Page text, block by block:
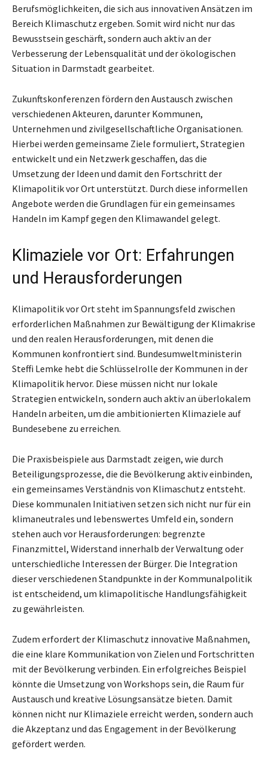
Berufsmöglichkeiten, die sich aus innovativen Ansätzen im
Bereich Klimaschutz ergeben. Somit wird nicht nur das
Bewusstsein geschärft, sondern auch aktiv an der
Verbesserung der Lebensqualität und der ökologischen
Situation in Darmstadt gearbeitet.
Zukunftskonferenzen fördern den Austausch zwischen
verschiedenen Akteuren, darunter Kommunen,
Unternehmen und zivilgesellschaftliche Organisationen.
Hierbei werden gemeinsame Ziele formuliert, Strategien
entwickelt und ein Netzwerk geschaffen, das die
Umsetzung der Ideen und damit den Fortschritt der
Klimapolitik vor Ort unterstützt. Durch diese informellen
Angebote werden die Grundlagen für ein gemeinsames
Handeln im Kampf gegen den Klimawandel gelegt.
Klimaziele vor Ort: Erfahrungen
und Herausforderungen
Klimapolitik vor Ort steht im Spannungsfeld zwischen
erforderlichen Maßnahmen zur Bewältigung der Klimakrise
und den realen Herausforderungen, mit denen die
Kommunen konfrontiert sind. Bundesumweltministerin
Steffi Lemke hebt die Schlüsselrolle der Kommunen in der
Klimapolitik hervor. Diese müssen nicht nur lokale
Strategien entwickeln, sondern auch aktiv an überlokalem
Handeln arbeiten, um die ambitionierten Klimaziele auf
Bundesebene zu erreichen.
Die Praxisbeispiele aus Darmstadt zeigen, wie durch
Beteiligungsprozesse, die die Bevölkerung aktiv einbinden,
ein gemeinsames Verständnis von Klimaschutz entsteht.
Diese kommunalen Initiativen setzen sich nicht nur für ein
klimaneutrales und lebenswertes Umfeld ein, sondern
stehen auch vor Herausforderungen: begrenzte
Finanzmittel, Widerstand innerhalb der Verwaltung oder
unterschiedliche Interessen der Bürger. Die Integration
dieser verschiedenen Standpunkte in der Kommunalpolitik
ist entscheidend, um klimapolitische Handlungsfähigkeit
zu gewährleisten.
Zudem erfordert der Klimaschutz innovative Maßnahmen,
die eine klare Kommunikation von Zielen und Fortschritten
mit der Bevölkerung verbinden. Ein erfolgreiches Beispiel
könnte die Umsetzung von Workshops sein, die Raum für
Austausch und kreative Lösungsansätze bieten. Damit
können nicht nur Klimaziele erreicht werden, sondern auch
die Akzeptanz und das Engagement in der Bevölkerung
gefördert werden.